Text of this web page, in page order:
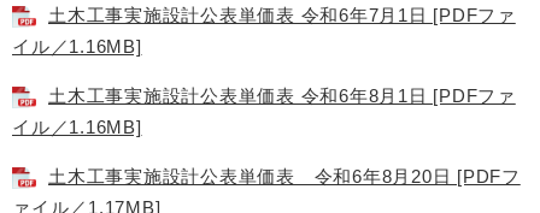
土木工事実施設計公表単価表 令和6年7月1日 [PDFファ
イル／1.16MB]
土木工事実施設計公表単価表 令和6年8月1日 [PDFファ
イル／1.16MB]
土木工事実施設計公表単価表 令和6年8月20日 [PDFフ
ァイル／1.17MB]